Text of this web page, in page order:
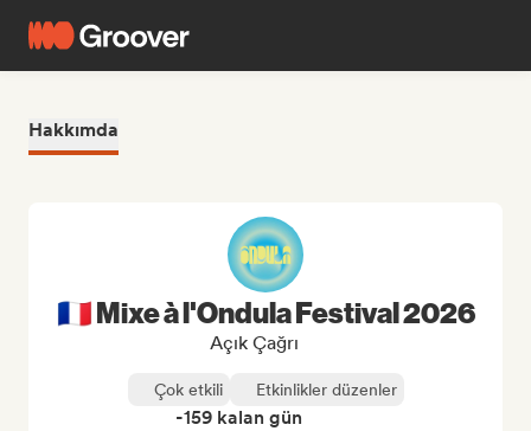
Hakkımda
🇫🇷 Mixe à l'Ondula Festival 2026
Açık Çağrı
Çok etkili Etkinlikler düzenler
-159 kalan gün